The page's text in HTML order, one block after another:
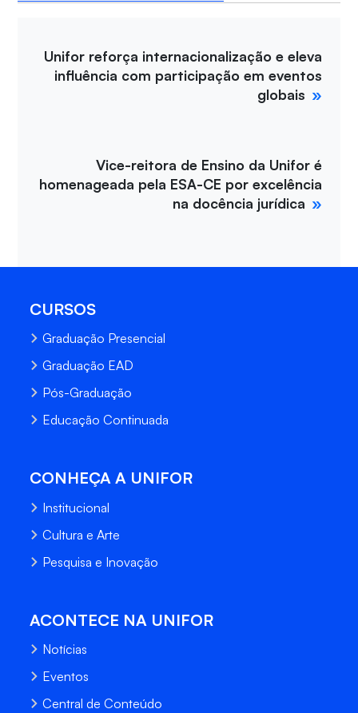
Unifor reforça internacionalização e eleva
influência com participação em eventos
globais
Vice-reitora de Ensino da Unifor é
homenageada pela ESA-CE por excelência
na docência jurídica
CURSOS
Graduação Presencial
Graduação EAD
Pós-Graduação
Educação Continuada
CONHEÇA A UNIFOR
Institucional
Cultura e Arte
Pesquisa e Inovação
ACONTECE NA UNIFOR
Notícias
Eventos
Central de Conteúdo